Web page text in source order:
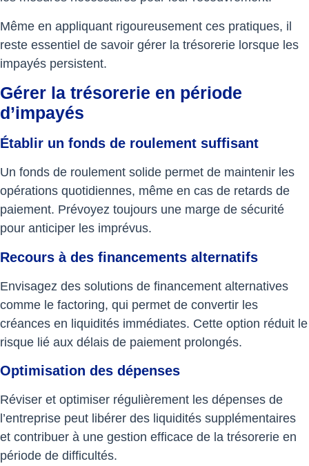
Même en appliquant rigoureusement ces pratiques, il
reste essentiel de savoir gérer la trésorerie lorsque les
impayés persistent.
Gérer la trésorerie en période
d’impayés
Établir un fonds de roulement suffisant
Un fonds de roulement solide permet de maintenir les
opérations quotidiennes, même en cas de retards de
paiement. Prévoyez toujours une marge de sécurité
pour anticiper les imprévus.
Recours à des financements alternatifs
Envisagez des solutions de financement alternatives
comme le factoring, qui permet de convertir les
créances en liquidités immédiates. Cette option réduit le
risque lié aux délais de paiement prolongés.
Optimisation des dépenses
Réviser et optimiser régulièrement les dépenses de
l’entreprise peut libérer des liquidités supplémentaires
et contribuer à une gestion efficace de la trésorerie en
période de difficultés.